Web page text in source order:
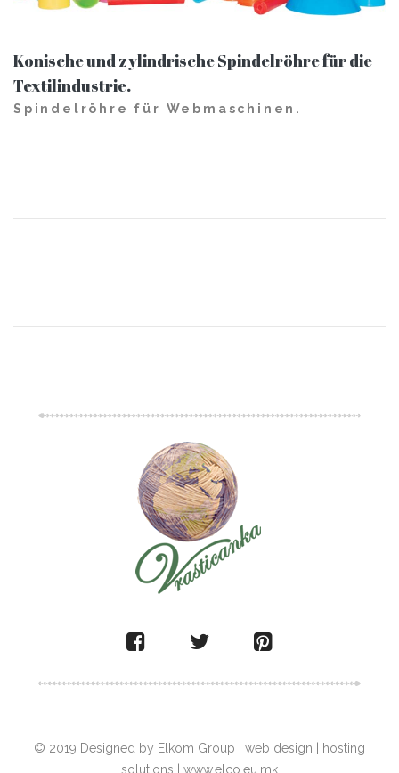
Konische und zylindrische Spindelröhre für die
Textilindustrie.
Spindelröhre für Webmaschinen.
© 2019 Designed by Elkom Group | web design | hosting
solutions | www.elco.eu.mk